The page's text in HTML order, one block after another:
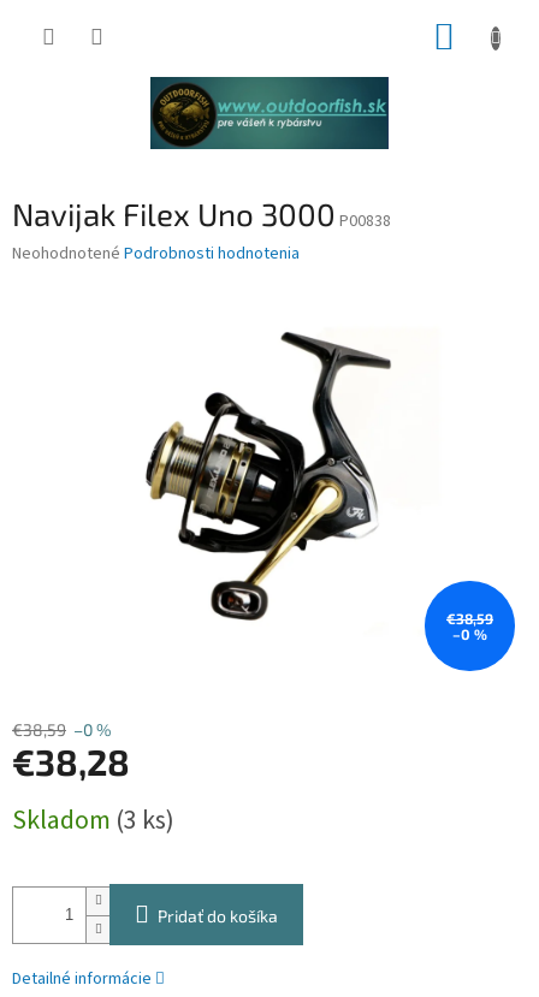
Navijak Filex Uno 3000 P00838
Priemerné
Neohodnotené Podrobnosti hodnotenia
€38,59
–0 %
€38,59 –0 %
€38,28
cena:
Skladom (3 ks)
Pridať do košíka
Detailné informácie